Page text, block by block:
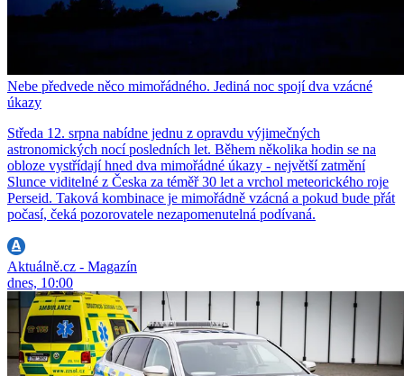
Nebe předvede něco mimořádného. Jediná noc spojí dva vzácné
úkazy
Středa 12. srpna nabídne jednu z opravdu výjimečných
astronomických nocí posledních let. Během několika hodin se na
obloze vystřídají hned dva mimořádné úkazy - největší zatmění
Slunce viditelné z Česka za téměř 30 let a vrchol meteorického roje
Perseid. Taková kombinace je mimořádně vzácná a pokud bude přát
počasí, čeká pozorovatele nezapomenutelná podívaná.
Aktuálně.cz - Magazín
dnes, 10:00